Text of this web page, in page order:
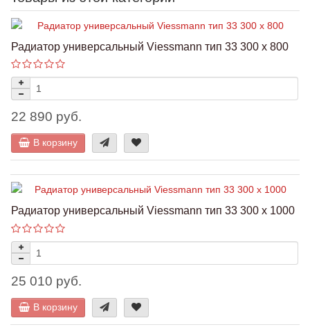
Радиатор универсальный Viessmann тип 33 300 x 800
22 890 руб.
В корзину
Радиатор универсальный Viessmann тип 33 300 x 1000
25 010 руб.
В корзину